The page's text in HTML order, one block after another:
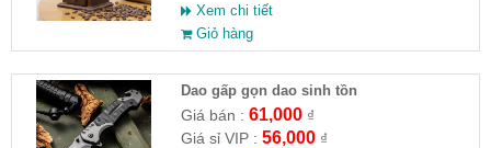
Xem chi tiết
Giỏ hàng
Dao gấp gọn dao sinh tồn
Giá bán : 61,000₫
Giá sỉ VIP : 56,000₫